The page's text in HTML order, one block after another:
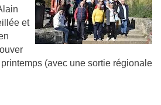
et
(avec une sortie régionale